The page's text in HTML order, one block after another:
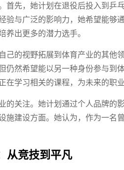
首先，她计划在退役后投入到乒
验与广泛的影响力，她希望能够
出更多的潜力选手。
己的视野拓展到体育产业的其他
仍然希望能以另一种身份参与到
学习相关的课程，为未来的职
的关注。她计划通过个人品牌的
施建设方面。她认为，作为一名
从竞技到平凡